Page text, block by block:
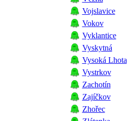
Vojslavice
Vokov
Vyklantice
Vyskytná
Vysoká Lhota
Vystrkov
Zachotín
Zajíčkov
Zhořec